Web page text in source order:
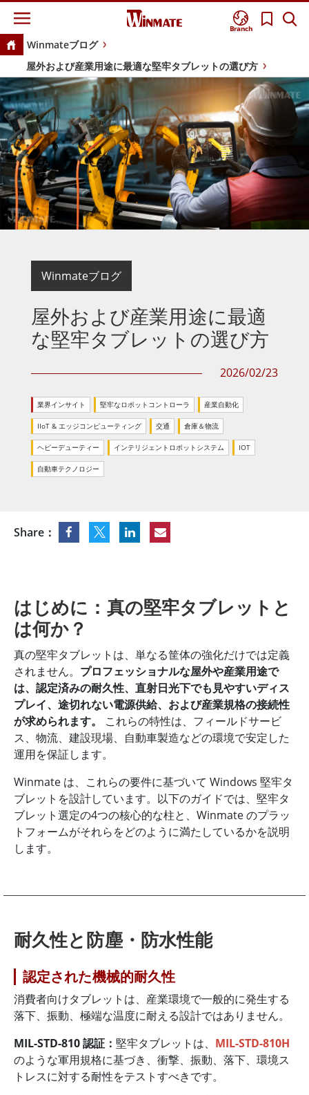
Branch
Winmateブログ
屋外および産業用途に最適な堅牢タブレットの選び方
Winmateブログ
屋外および産業用途に最適
な堅牢タブレットの選び方
2026/02/23
業界インサイト 堅牢なロボットコントローラ 産業自動化
IIoT & エッジコンピューティング 交通 倉庫＆物流
ヘビーデューティー インテリジェントロボットシステム IOT
自動車テクノロジー
Share：
はじめに：真の堅牢タブレットと
は何か？
真の堅牢タブレットは、単なる筐体の強化だけでは定義
されません。 プロフェッショナルな屋外や産業用途で
は、認定済みの耐久性、直射日光下でも見やすいディス
プレイ、途切れない電源供給、および産業規格の接続性
が求められます。
これらの特性は、フィールドサービ
ス、物流、建設現場、自動車製造などの環境で安定した
運用を保証します。
Winmate は、これらの要件に基づいて Windows 堅牢タ
ブレットを設計しています。以下のガイドでは、堅牢タ
ブレット選定の4つの核心的な柱と、Winmate のプラッ
トフォームがそれらをどのように満たしているかを説明
します。
耐久性と防塵・防水性能
認定された機械的耐久性
消費者向けタブレットは、産業環境で一般的に発生する
落下、振動、極端な温度に耐える設計ではありません。
MIL-STD-810 認証： 堅牢タブレットは、 MIL-STD-810H
のような軍用規格に基づき、衝撃、振動、落下、環境ス
トレスに対する耐性をテストすべきです。